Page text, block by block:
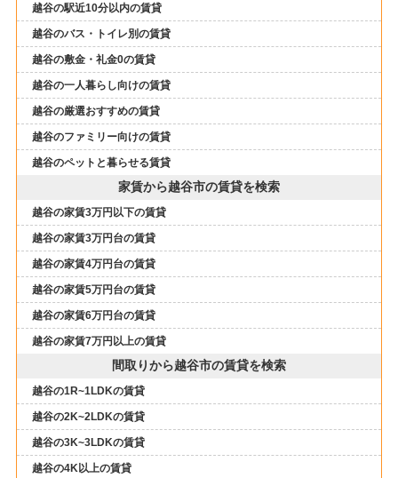
越谷の駅近10分以内の賃貸
越谷のバス・トイレ別の賃貸
越谷の敷金・礼金0の賃貸
越谷の一人暮らし向けの賃貸
越谷の厳選おすすめの賃貸
越谷のファミリー向けの賃貸
越谷のペットと暮らせる賃貸
家賃から越谷市の賃貸を検索
越谷の家賃3万円以下の賃貸
越谷の家賃3万円台の賃貸
越谷の家賃4万円台の賃貸
越谷の家賃5万円台の賃貸
越谷の家賃6万円台の賃貸
越谷の家賃7万円以上の賃貸
間取りから越谷市の賃貸を検索
越谷の1R~1LDKの賃貸
越谷の2K~2LDKの賃貸
越谷の3K~3LDKの賃貸
越谷の4K以上の賃貸